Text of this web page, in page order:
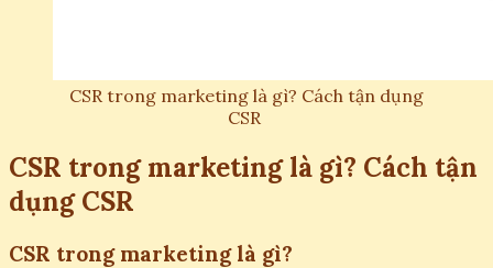
CSR trong marketing là gì? Cách tận dụng
CSR
CSR trong marketing là gì? Cách tận
dụng CSR
CSR trong marketing là gì?